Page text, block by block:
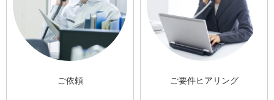
ご依頼 ご要件ヒアリング